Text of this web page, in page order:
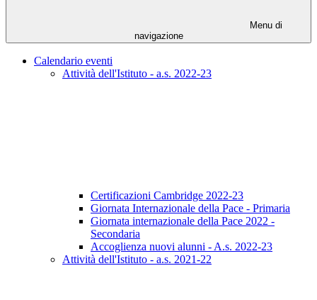
Menu di
navigazione
Calendario eventi
Attività dell'Istituto - a.s. 2022-23
Certificazioni Cambridge 2022-23
Giornata Internazionale della Pace - Primaria
Giornata internazionale della Pace 2022 -
Secondaria
Accoglienza nuovi alunni - A.s. 2022-23
Attività dell'Istituto - a.s. 2021-22